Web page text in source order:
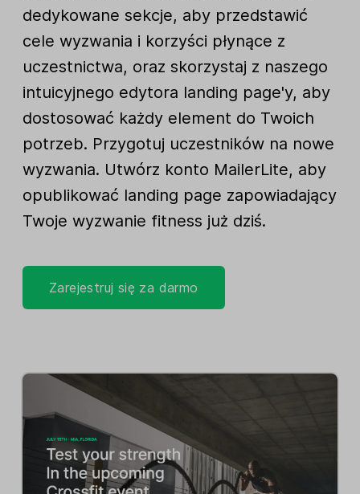
dedykowane sekcje, aby przedstawić
cele wyzwania i korzyści płynące z
uczestnictwa, oraz skorzystaj z naszego
intuicyjnego edytora landing page'y, aby
dostosować każdy element do Twoich
potrzeb. Przygotuj uczestników na nowe
wyzwania. Utwórz konto MailerLite, aby
opublikować landing page zapowiadający
Twoje wyzwanie fitness już dziś.
Zarejestruj się za darmo